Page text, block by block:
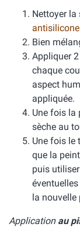
Nettoyer la
Bien
Appliquer
chaque
aspect
appliquée.
Une fois la
sèche au
Une fois le
que la
puis
la nouvelle
Application au